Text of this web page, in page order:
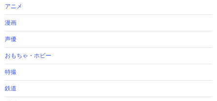
アニメ
漫画
声優
おもちゃ・ホビー
特撮
鉄道